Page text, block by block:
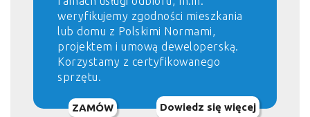
weryfikujemy zgodności mieszkania
lub domu z Polskimi Normami,
projektem i umową deweloperską.
Korzystamy z certyfikowanego
sprzętu.
ZAMÓW Dowiedz się więcej